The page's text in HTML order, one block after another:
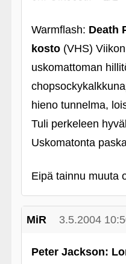
Warmflash: Death
kosto(VHS)
uskomattoman
hieno tunnelma,
Tuli perkeleen
Uskomatonta
Eipä tainnu muuta
MiR 3.5.2004
Peter Jackson: